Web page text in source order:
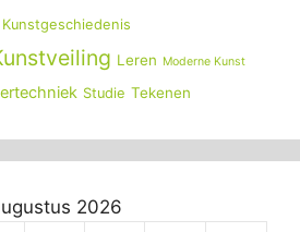
Kunstgeschiedenis
Leren Moderne Kunst
Studie Tekenen
2026